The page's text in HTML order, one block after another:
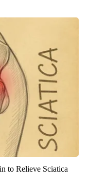
to Relieve Sciatica